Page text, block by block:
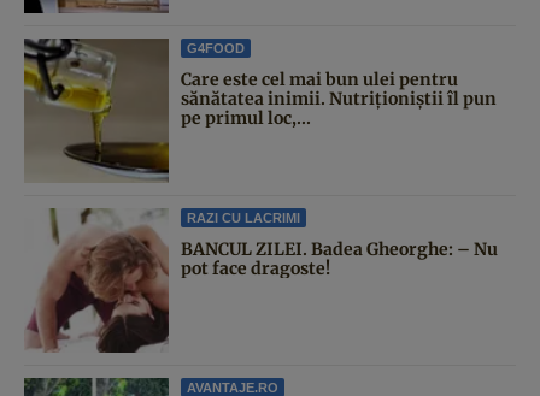
G4FOOD
Care este cel mai bun ulei pentru
sănătatea inimii. Nutriționiștii îl pun
pe primul loc,...
RAZI CU LACRIMI
BANCUL ZILEI. Badea Gheorghe: – Nu
pot face dragoste!
AVANTAJE.RO